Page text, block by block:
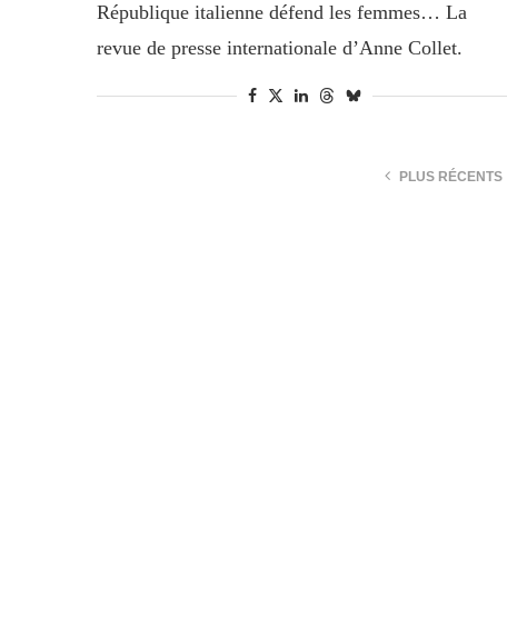
République italienne défend les femmes… La
revue de presse internationale d’Anne Collet.
PLUS RÉCENTS